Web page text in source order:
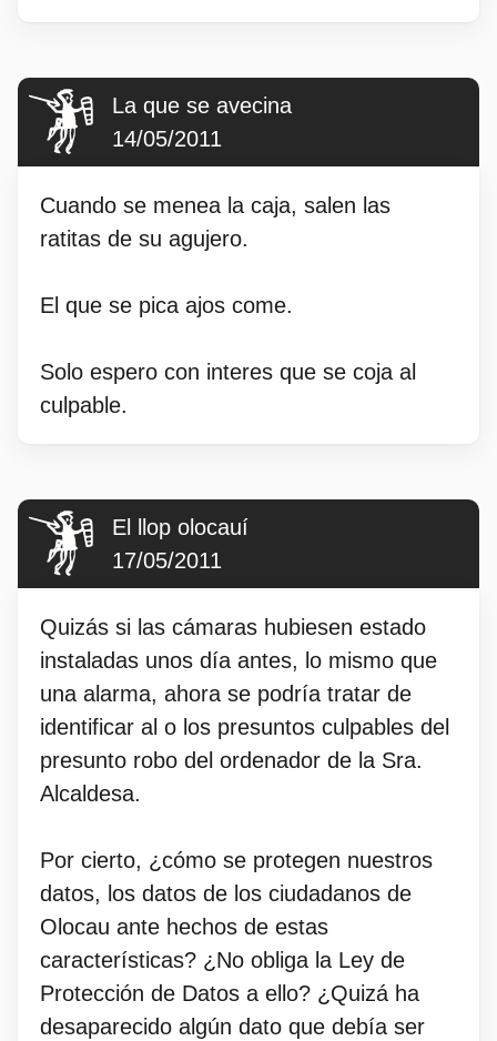
La que se avecina
14/05/2011
Cuando se menea la caja, salen las
ratitas de su agujero.
El que se pica ajos come.
Solo espero con interes que se coja al
culpable.
El llop olocauí
17/05/2011
Quizás si las cámaras hubiesen estado
instaladas unos día antes, lo mismo que
una alarma, ahora se podría tratar de
identificar al o los presuntos culpables del
presunto robo del ordenador de la Sra.
Alcaldesa.
Por cierto, ¿cómo se protegen nuestros
datos, los datos de los ciudadanos de
Olocau ante hechos de estas
características? ¿No obliga la Ley de
Protección de Datos a ello? ¿Quizá ha
desaparecido algún dato que debía ser